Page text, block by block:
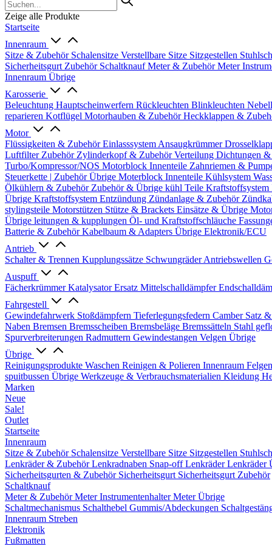
Zeige alle Produkte
Startseite
Innenraum
Sitze & Zubehör Schalensitze Verstellbare Sitze Sitzgestellen
Sicherheitsgurt Zubehör SchaltknaufMeter & ZubehörMeter
Innenraum Übrige
Karosserie
Beleuchtung Hauptscheinwerfern Rückleuchten Blinkleuchten
reparieren Kotflügel Motorhauben & ZubehörHeckklappen &
Motor
Flüssigkeiten & ZubehörEinlasssystem Ansaugkrümmer
Luftfilter Zubehör Zylinderkopf & ZubehörVerteilung Dichtungen
Turbo/Kompressor/NOS Motorblock Innenteile Zahnriemen &
Steuerkette | ZubehörÜbrige Moterblock Innenteile Kühlsystem
Ölkühlern & Zubehör Zubehör & Übrige kühl Teile Kraftstoffsystem
Übrige Kraftstoffsystem Entzündung Zündanlage & Zubehör
stylingsteile Motorstützen Stütze & Brackets Einsätze & Übrige
Übrige leitungen & kupplungen Öl- und Kraftstoffschläuche
Batterie & ZubehörKabelbaum & Adapters Übrige Elektronik/ECU
Antrieb
Schalter & Trennen Kupplungssätze SchwungräderAntriebswellen
Auspuff
FächerkrümmerKatalysator Ersatz Mittelschalldämpfer
Fahrgestell
Gewindefahrwerk Stoßdämpfern Tieferlegungsfedern Camber Satz
Naben Bremsen Bremsscheiben Bremsbeläge Bremssätteln Stahl
Spurverbreiterungen Radmuttern Gewindestangen Velgen Übrige
Übrige
Reinigungsprodukte Waschen Reinigen & Polieren Innenraum
spuitbussen Übrige Werkzeuge & Verbrauchsmaterialien Kleidung
Marken
Neue
Sale!
Outlet
Startseite
Innenraum
Sitze & Zubehör Schalensitze Verstellbare Sitze Sitzgestellen
Lenkräder & ZubehörLenkradnaben Snap-offLenkräderLenkräder
Sicherheitsgurten & Zubehör Sicherheitsgurt Sicherheitsgurt Zubehör
Schaltknauf
Meter & ZubehörMeterInstrumentenhalterMeter Übrige
Schaltmechanismus Schalthebel Gummis/Abdeckungen
Innenraum Streben
Elektronik
Fußmatten